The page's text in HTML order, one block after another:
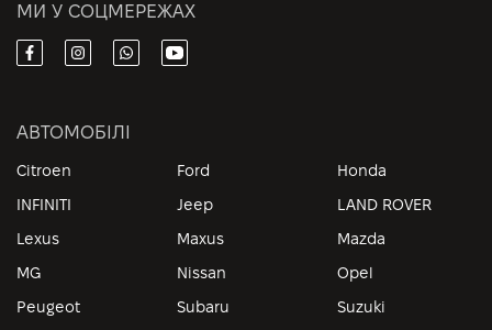
МИ У СОЦМЕРЕЖАХ
АВТОМОБІЛІ
Citroen Ford
Honda
INFINITI
Jeep
LAND ROVER
Lexus
Maxus
Mazda
MG
Nissan
Opel
Peugeot
Subaru
Suzuki